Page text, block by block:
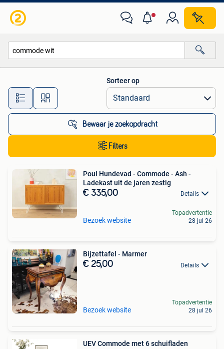
Alle afstanden…
Sorteer op
Bewaar je zoekopdracht
Filters
Poul Hundevad - Commode - Ash -
Ladekast uit de jaren zestig
€ 335,00 Details
Bezoek website
Topadvertentie
28 jul 26
Bijzettafel - Marmer
€ 25,00 Details
Bezoek website
Topadvertentie
28 jul 26
UEV Commode met 6 schuifladen